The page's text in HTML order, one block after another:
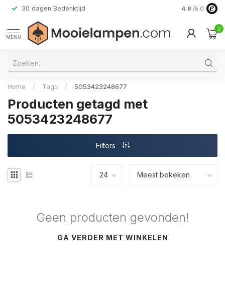
30 dagen Bedenktijd Verzending
4.8 /5.0
MENU
0
Home / Tags / 5053423248677
Producten getagd met
5053423248677
Filters
Geen producten gevonden!
GA VERDER MET WINKELEN